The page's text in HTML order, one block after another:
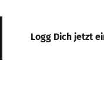
Logg Dich jetzt